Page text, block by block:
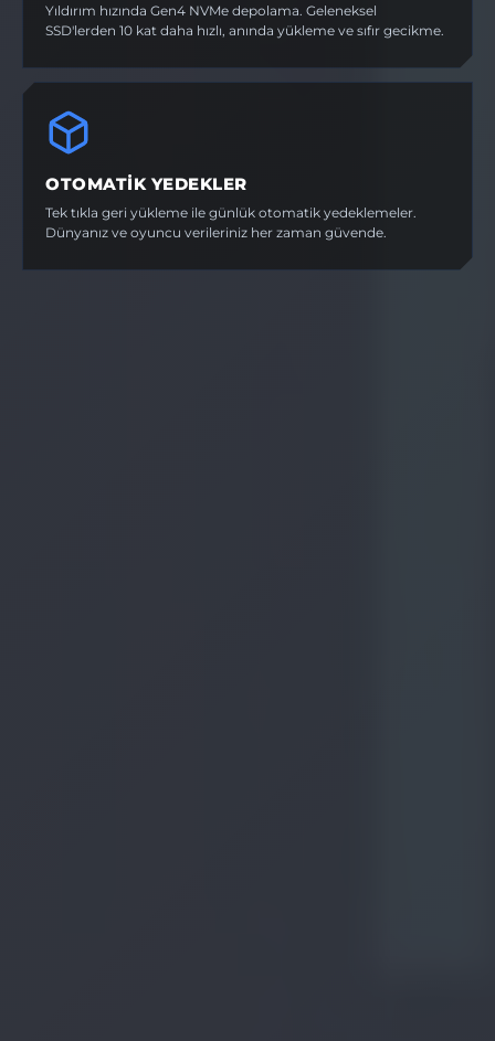
Yıldırım hızında Gen4 NVMe depolama. Geleneksel
SSD'lerden 10 kat daha hızlı, anında yükleme ve sıfır gecikme.
OTOMATIK YEDEKLER
Tek tıkla geri yükleme ile günlük otomatik yedeklemeler.
Dünyanız ve oyuncu verileriniz her zaman güvende.